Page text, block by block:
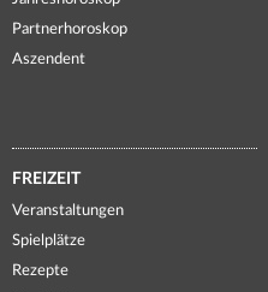
Partnerhoroskop
Aszendent
FREIZEIT
Veranstaltungen
Spielplätze
Rezepte